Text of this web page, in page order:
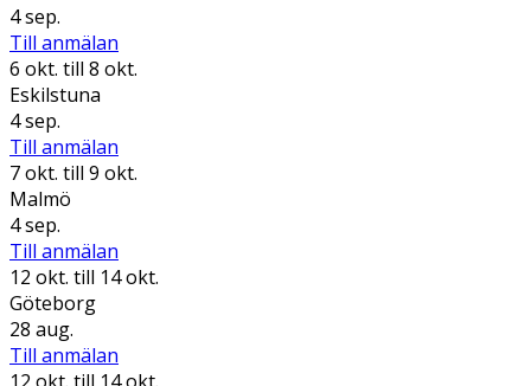
4 sep.
Till anmälan
6 okt. till 8 okt.
Eskilstuna
4 sep.
Till anmälan
7 okt. till 9 okt.
Malmö
4 sep.
Till anmälan
12 okt. till 14 okt.
Göteborg
28 aug.
Till anmälan